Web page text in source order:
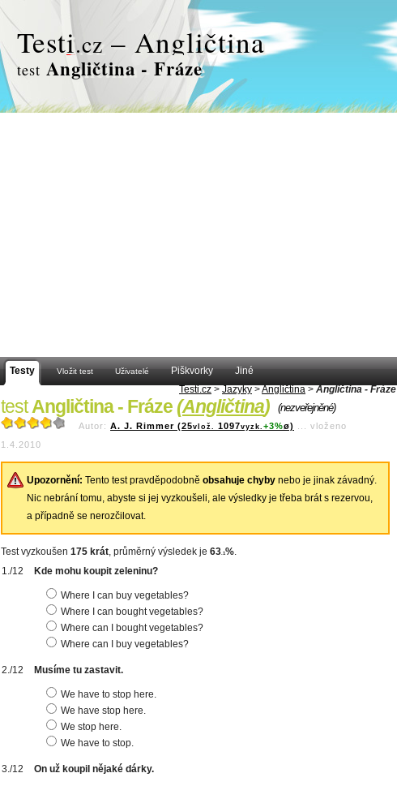
Testi.cz – Angličtina
test Angličtina - Fráze
Testy Vložit test Uživatelé Piškvorky
Jiné
Testi.cz > Jazyky >Angličtina > Angličtina - Fráze
testAngličtina - Fráze(Angličtina) (nezveřejněné)
Autor: A. J. Rimmer (25vlož. 1097vyzk. +3%ø)
vloženo
1.4.2010
Upozornění: Tento test pravděpodobně obsahuje chyby nebo je jinak závadný.
Nic nebrání tomu, abyste si jej vyzkoušeli, ale výsledky je třeba brát s rezervou,
a případně se nerozčilovat.
Test vyzkoušen 175 krát, průměrný výsledek je 63 .1%.
Kde mohu koupit zeleninu?
Where I can buy vegetables?
Where I can bought vegetables?
Where can I bought vegetables?
Where can I buy vegetables?
Musíme tu zastavit.
We have to stop here.
We have stop here.
We stop here.
We have to stop.
On už koupil nějaké dárky.